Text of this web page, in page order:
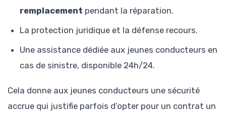
remplacement pendant la réparation.
La protection juridique et la défense recours.
Une assistance dédiée aux jeunes conducteurs en
cas de sinistre, disponible 24h/24.
Cela donne aux jeunes conducteurs une sécurité
accrue qui justifie parfois d’opter pour un contrat un